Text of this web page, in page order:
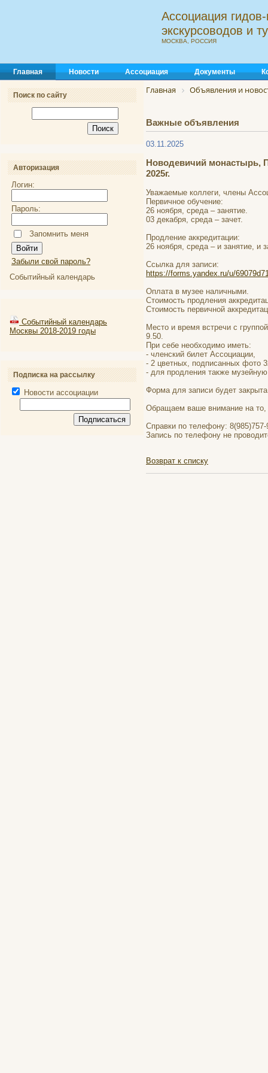
Ассоциация
экскурсоводов и
МОСКВА, РОССИЯ
Главная Новости Ассоциация Документы
Поиск по сайту
Авторизация
Логин:
Пароль:
Запомнить меня
Забыли свой пароль?
Событийный календарь
Событийный календарь
Москвы 2018-2019 годы
Подписка на рассылку
Новости ассоциации
Главная Объявления и
Важные объявления
03.11.2025
Новодевичий монастырь,
2025г.
Уважаемые коллеги, члены
Первичное обучение:
26 ноября, среда – занятие.
03 декабря, среда – зачет.
Продление аккредитации:
26 ноября, среда – и занятие, и
Ссылка для записи:
https://forms.yandex.ru/u/
Оплата в музее наличными.
Стоимость продления
Стоимость первичной
Место и время встречи с
9.50.
При себе необходимо иметь:
- членский билет Ассоциации,
- 2 цветных, подписанных фото
- для продления также
Форма для записи будет
Обращаем ваше внимание на то,
Справки по телефону:
Запись по телефону не
Возврат к списку